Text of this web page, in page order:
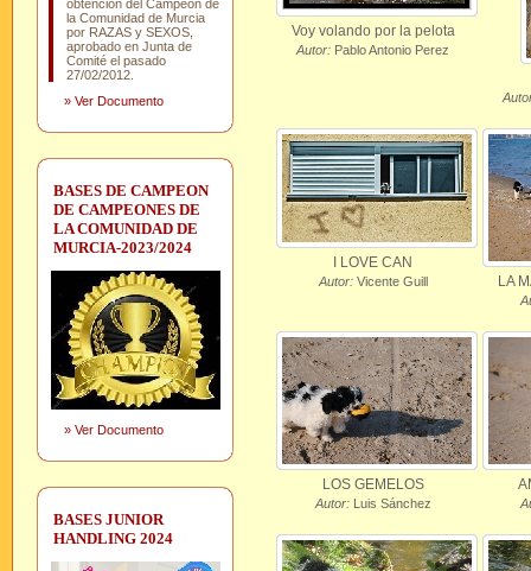
obtención del Campeón de
la Comunidad de Murcia
por RAZAS y SEXOS,
aprobado en Junta de
Comité el pasado
27/02/2012.
» Ver Documento
BASES DE CAMPEON
DE CAMPEONES DE
LA COMUNIDAD DE
MURCIA-2023/2024
» Ver Documento
BASES JUNIOR
HANDLING 2024
Voy volando por la pelota
Autor: Pablo Antonio Perez
I LOVE CAN
Autor:Vicente Guill LA
LOS GEMELOS
Autor:Luis Sánchez